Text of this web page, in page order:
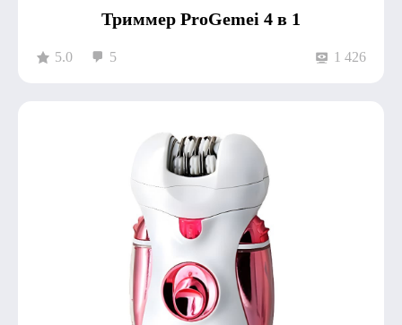
Триммер ProGemei 4 в 1
5.0 5 1 426